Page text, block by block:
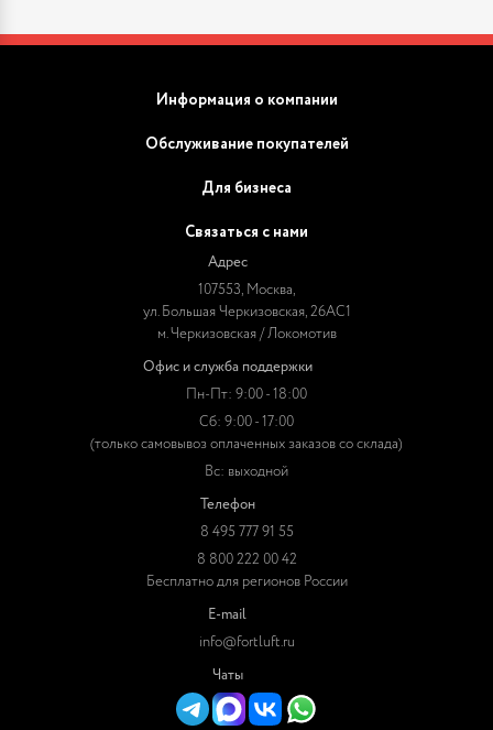
Информация о компании
Обслуживание покупателей
Для бизнеса
Связаться с нами
Адрес
107553, Москва,
ул. Большая Черкизовская, 26АС1
м. Черкизовская / Локомотив
Офис и служба поддержки
Пн-Пт: 9:00 - 18:00
Сб: 9:00 - 17:00
(только самовывоз оплаченных заказов со склада)
Вс: выходной
Телефон
8 495 777 91 55
8 800 222 00 42
Бесплатно для регионов России
E-mail
info@fortluft.ru
Чаты